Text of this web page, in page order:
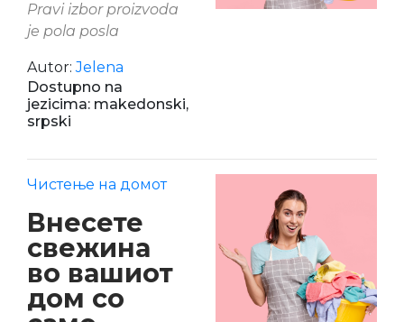
Pravi izbor proizvoda
je pola posla
Autor:Jelena
Dostupno na
jezicima: makedonski,
srpski
Чистење на домот
Внесете
свежина
во вашиот
дом со